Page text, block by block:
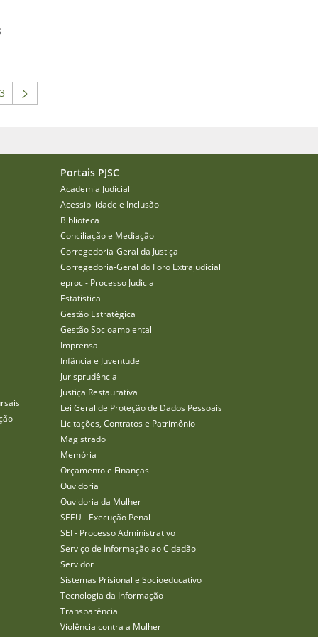
navegar. Usar ABA para navegar.
Portais PJSC
Academia Judicial
Acessibilidade e Inclusão
Biblioteca
Conciliação e Mediação
Corregedoria-Geral da Justiça
Corregedoria-Geral do Foro Extrajudicial
eproc - Processo Judicial
Estatística
Gestão Estratégica
Gestão Socioambiental
Imprensa
Infância e Juventude
Jurisprudência
Justiça Restaurativa
Lei Geral de Proteção de Dados Pessoais
Licitações, Contratos e Patrimônio
Magistrado
Memória
Orçamento e Finanças
Ouvidoria
Ouvidoria da Mulher
SEEU - Execução Penal
SEI - Processo Administrativo
Serviço de Informação ao Cidadão
Servidor
Sistemas Prisional e Socioeducativo
Tecnologia da Informação
Transparência
Violência contra a Mulher